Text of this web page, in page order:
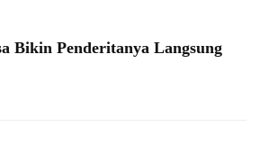
Bikin Penderitanya Langsung